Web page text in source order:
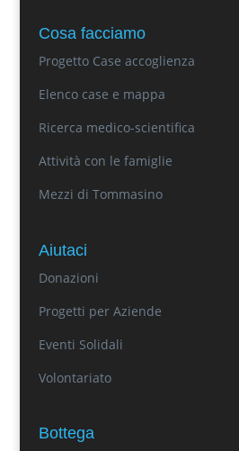
Cosa facciamo
Progetto Case accoglienza
Elenco case e mappa
Ricerca medico-scientifica
Attività con le famiglie
Mezzi di Tommasino
Aiutaci
Donazioni
Progetti per Aziende
Eventi Solidali
Volontariato
Bottega